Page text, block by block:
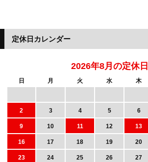
定休日カレンダー
2026年8月の定休日
日 月 火 水 木
2
3 4 5 6
9
10 11 12 13
16
17 18 19 20
23
24 25 26 27